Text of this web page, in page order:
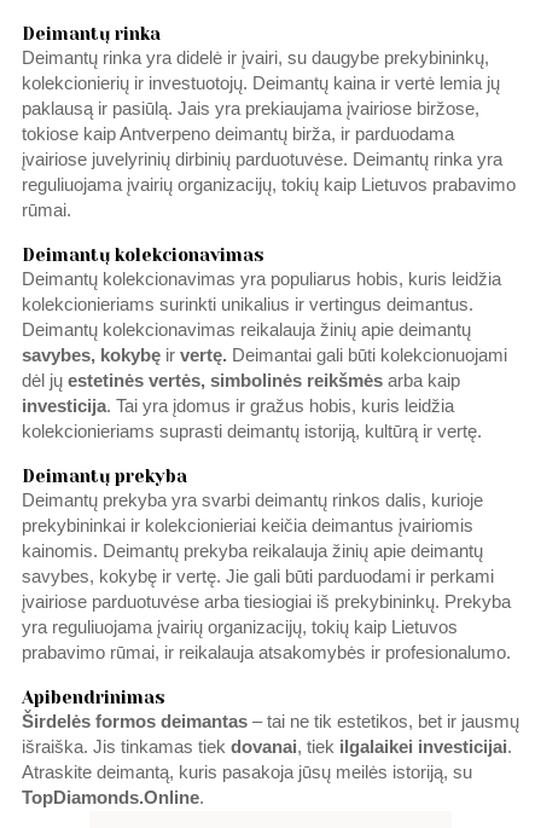
Deimantų rinka
Deimantų rinka yra didelė ir įvairi, su daugybe prekybininkų,
kolekcionierių ir investuotojų. Deimantų kaina ir vertė lemia jų
paklausą ir pasiūlą. Jais yra prekiaujama įvairiose biržose,
tokiose kaip Antverpeno deimantų birža, ir parduodama
įvairiose juvelyrinių dirbinių parduotuvėse. Deimantų rinka yra
reguliuojama įvairių organizacijų, tokių kaip Lietuvos prabavimo
rūmai.
Deimantų kolekcionavimas
Deimantų kolekcionavimas yra populiarus hobis, kuris leidžia
kolekcionieriams surinkti unikalius ir vertingus deimantus.
Deimantų kolekcionavimas reikalauja žinių apie deimantų
savybes, kokybęir vertę. Deimantai gali būti kolekcionuojami
dėl jų estetinės vertės, simbolinės reikšmės arba kaip
investicija. Tai yra įdomus ir gražus hobis, kuris leidžia
kolekcionieriams suprasti deimantų istoriją, kultūrą ir vertę.
Deimantų prekyba
Deimantų prekyba yra svarbi deimantų rinkos dalis, kurioje
prekybininkai ir kolekcionieriai keičia deimantus įvairiomis
kainomis. Deimantų prekyba reikalauja žinių apie deimantų
savybes, kokybę ir vertę. Jie gali būti parduodami ir perkami
įvairiose parduotuvėse arba tiesiogiai iš prekybininkų. Prekyba
yra reguliuojama įvairių organizacijų, tokių kaip Lietuvos
prabavimo rūmai, ir reikalauja atsakomybės ir profesionalumo.
Apibendrinimas
Širdelės formos deimantas– tai ne tik estetikos, bet ir jausmų
išraiška. Jis tinkamas tiek dovanai, tiek ilgalaikei investicijai.
Atraskite deimantą, kuris pasakoja jūsų meilės istoriją, su
TopDiamonds.Online.